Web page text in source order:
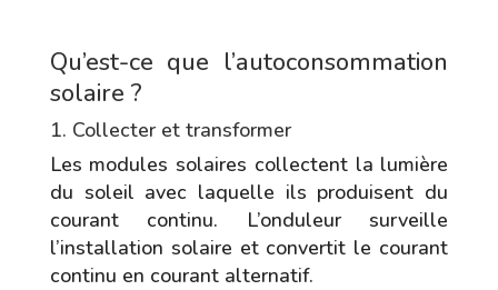
Qu’est-ce que l’autoconsommation
solaire ?
1. Collecter et transformer
Les modules solaires collectent la lumière
du soleil avec laquelle ils produisent du
courant continu. L’onduleur surveille
l’installation solaire et convertit le courant
continu en courant alternatif.